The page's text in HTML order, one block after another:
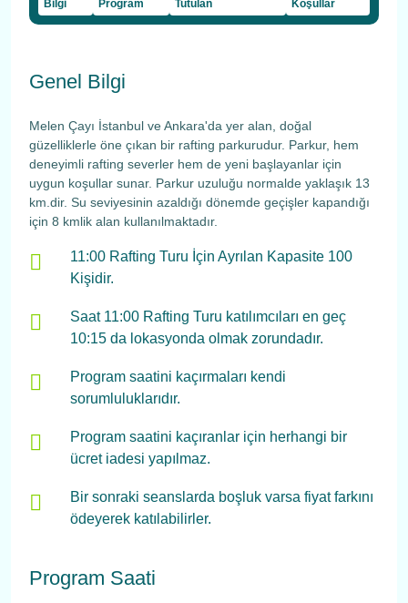
Bilgi
Program
Tutulan
Koşullar
Genel Bilgi
Melen Çayı İstanbul ve Ankara'da yer alan, doğal
güzelliklerle öne çıkan bir rafting parkurudur. Parkur, hem
deneyimli rafting severler hem de yeni başlayanlar için
uygun koşullar sunar. Parkur uzuluğu normalde yaklaşık 13
km.dir. Su seviyesinin azaldığı dönemde geçişler kapandığı
için 8 kmlik alan kullanılmaktadır.
11:00 Rafting Turu İçin Ayrılan Kapasite 100
Kişidir.
Saat 11:00 Rafting Turu katılımcıları en geç
10:15 da lokasyonda olmak zorundadır.
Program saatini kaçırmaları kendi
sorumluluklarıdır.
Program saatini kaçıranlar için herhangi bir
ücret iadesi yapılmaz.
Bir sonraki seanslarda boşluk varsa fiyat farkını
ödeyerek katılabilirler.
Program Saati